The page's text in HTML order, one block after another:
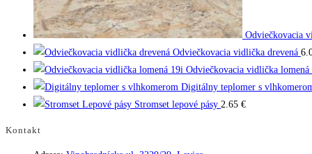
Odviečkovacia
Odviečkovacia vidlička drevená
Odviečkovacia vidlička lomená
Digitálny teplomer s
Stromset lepové pásy 2.65 €
Kontakt